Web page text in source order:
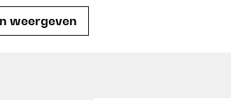
weergeven